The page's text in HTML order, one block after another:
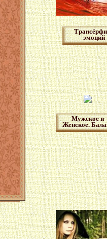
эмоций
Мужское и
Женское.